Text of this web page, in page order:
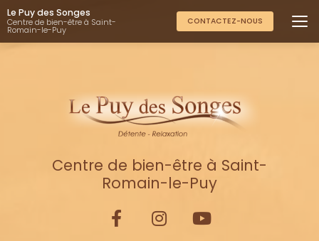
Aller
au
contenu
principal
Le Puy des Songes
Centre de bien-être à Saint-
Romain-le-Puy
CONTACTEZ-NOUS
Centre de bien-être à Saint-
Romain-le-Puy